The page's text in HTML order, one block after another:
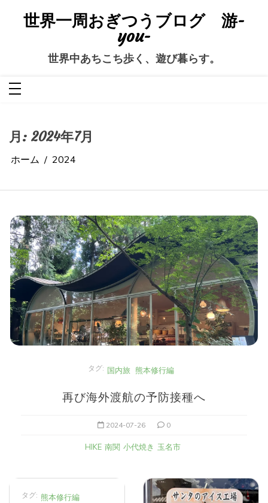
世界一周おぎつうブログ 游-
you-
世界中あちこち歩く、遊び暮らす。
月: 2024年7月
ホーム 2024
タグ: 国内旅 熊本修行編
再び海外渡航の予防接種へ
2024-07-26 0
HIKE 南関 小代焼き 玉名市
タグ: 熊本修行編